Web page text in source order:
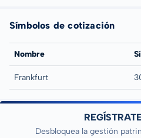
Símbolos de cotización
Nombre
Frankfurt
Desbloquea la gestión